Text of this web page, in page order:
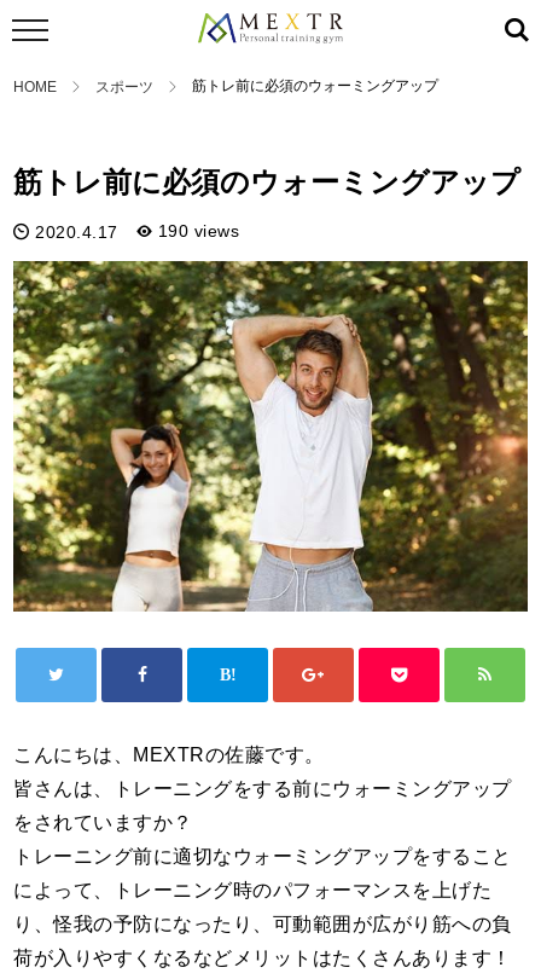
HOME スポーツ 筋トレ前に必須のウォーミングアップ
筋トレ前に必須のウォーミングアップ
2020.4.17 190 views
こんにちは、MEXTRの佐藤です。
皆さんは、トレーニングをする前にウォーミングアップ
をされていますか？
トレーニング前に適切なウォーミングアップをすること
によって、トレーニング時のパフォーマンスを上げた
り、怪我の予防になったり、可動範囲が広がり筋への負
荷が入りやすくなるなどメリットはたくさんあります！